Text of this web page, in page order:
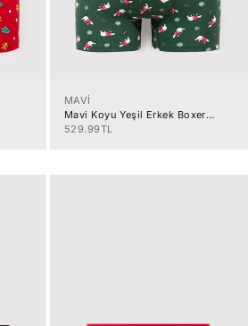
MAVİ
Mavi Koyu Yeşil Erkek Boxer
M0912140-7
İndirimli fiyat
529.99TL